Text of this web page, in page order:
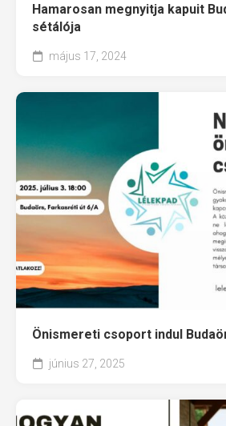
Hamarosan megnyitja kapuit
sétálója
május 17, 2024
Önismereti csoport indul
június 27, 2025